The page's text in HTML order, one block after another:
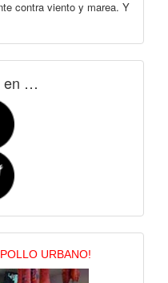
contra viento y marea. Y
en …
URBANO!